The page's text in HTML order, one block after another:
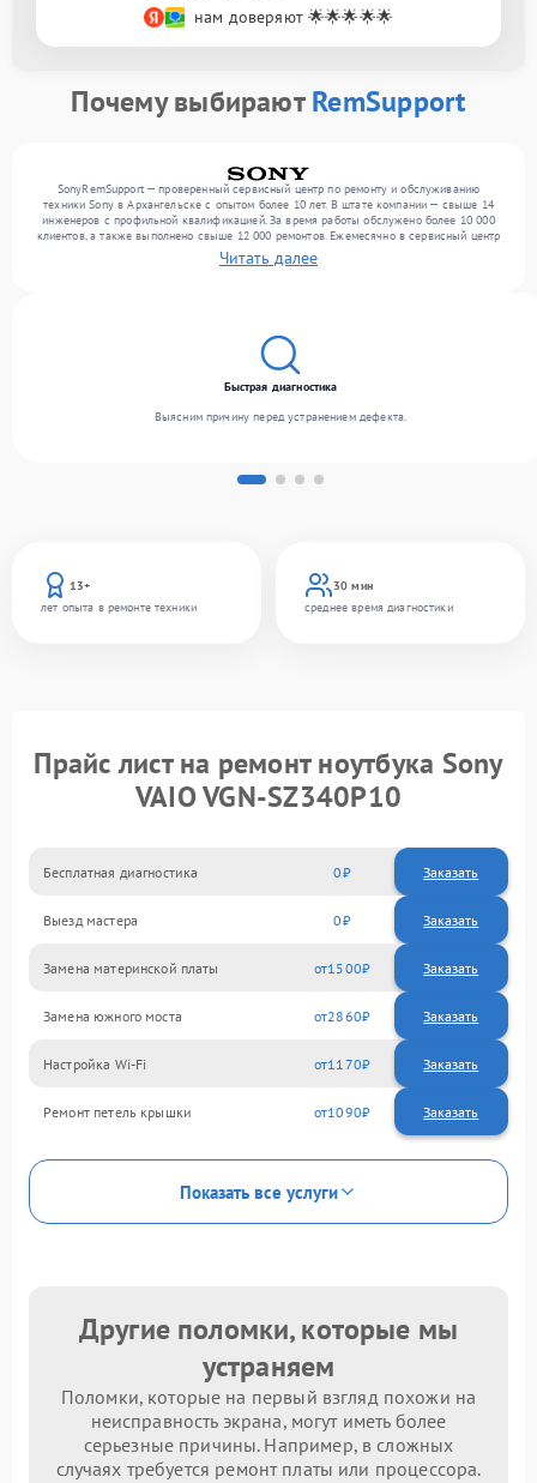
нам доверяют 🌟🌟🌟🌟🌟
Почему выбираютRemSupport
SonyRemSupport — проверенный сервисный центр по ремонту и обслуживанию
техники Sony в Архангельске с опытом более 10 лет. В штате компании — свыше 14
инженеров с профильной квалификацией. За время работы обслужено более 10 000
клиентов, а также выполнено свыше 12 000 ремонтов. Ежемесячно в сервисный центр
поступает свыше 300 единиц техники, включая , , оргтехнику. Мы работаем с широким
спектром неисправностей и обеспечиваем надежный результат благодаря
Читать далее
13+
лет опыта в ремонте техники
30 мин
среднее время диагностики
Быстрая диагностика
Выясним причину перед устранением дефекта.
Прайс лист на ремонт ноутбука Sony
VAIO VGN-SZ340P10
Бесплатная диагностика 0 Заказать
Выезд мастера 0 Заказать
Замена материнской платы 1500
Замена южного моста 2860
Настройка Wi-Fi 1170
Ремонт петель крышки 1090
Показать все услуги
Другие поломки, которые мы
устраняем
Поломки, которые на первый взгляд похожи на
неисправность экрана, могут иметь более
серьезные причины. Например, в сложных
случаях требуется ремонт платы или процессора.